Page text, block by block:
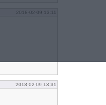
2018-02-09 13:11
2018-02-09 13:31